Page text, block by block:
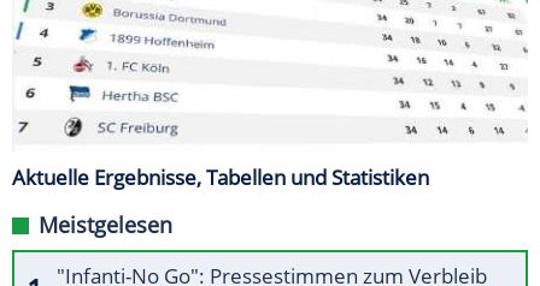
Aktuelle Ergebnisse, Tabellen und Statistiken
Meistgelesen
"Infanti-No Go": Pressestimmen zum Verbleib